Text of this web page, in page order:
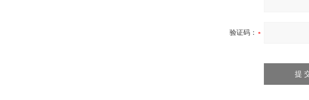
验证码：